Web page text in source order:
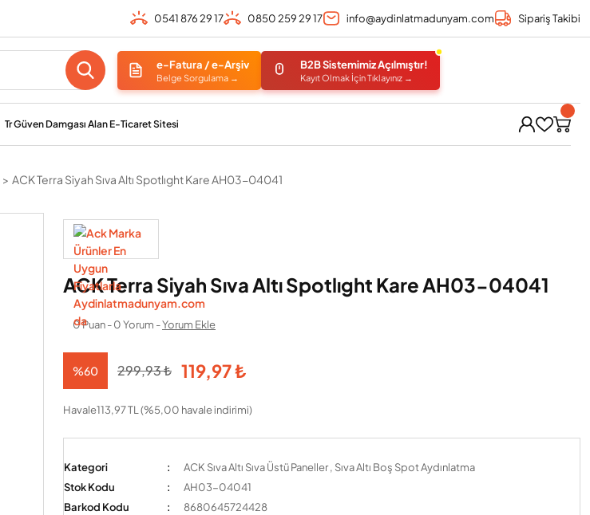
0541 876 29 17 0850 259 29 17 info@aydinlatmadunyam.com Sipariş Takibi
e-Fatura / e-Arşiv
Belge Sorgulama →
B2B Sistemimiz Açılmıştır!
Kayıt Olmak İçin Tıklayınız →
Tr Güven Damgası Alan E-Ticaret Sitesi
ACK Terra Siyah Sıva Altı Spotlıght Kare AH03-04041
ACK Terra Siyah Sıva Altı Spotlıght Kare AH03-04041
0 Puan - 0 Yorum -Yorum Ekle
%60 299,93 ₺ 119,97 ₺
Havale113,97 TL (%5,00 havale indirimi)
Kategori ACK Sıva Altı Sıva Üstü Paneller, Sıva Altı Boş Spot Aydınlatma
Stok Kodu
AH03-04041
Barkod Kodu
8680645724428